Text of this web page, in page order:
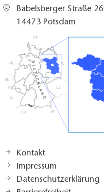
Babelsberger Straße 26
14473 Potsdam
Kontakt
Impressum
Datenschutzerklärung